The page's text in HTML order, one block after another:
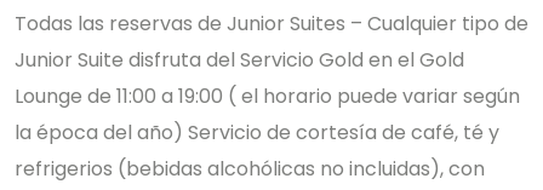
Todas las reservas de Junior Suites – Cualquier tipo de
Junior Suite disfruta del Servicio Gold en el Gold
Lounge de 11:00 a 19:00 ( el horario puede variar según
la época del año) Servicio de cortesía de café, té y
refrigerios (bebidas alcohólicas no incluidas), con